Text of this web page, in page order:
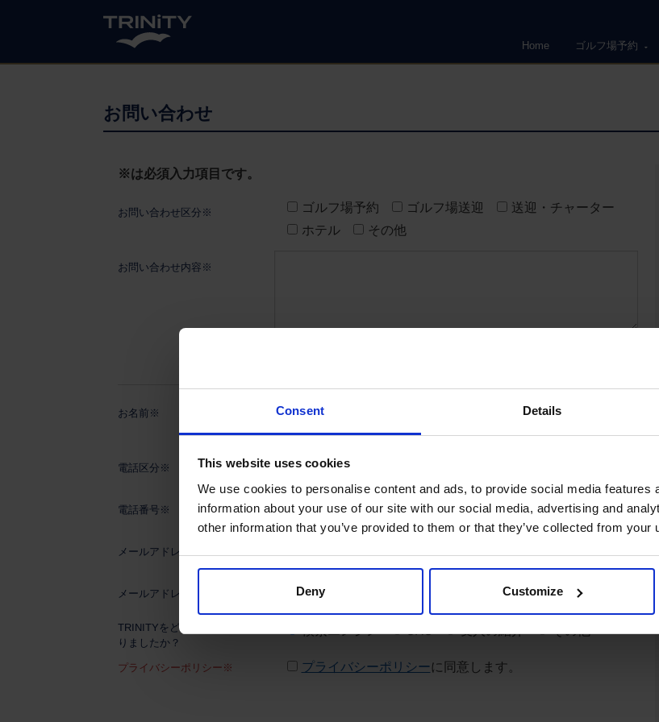
Consent Details
This website uses cookies
We use cookies to personalise content and ads, to provide social media features
information about your use of our site with our social media, advertising and
other information that you’ve provided to them or that they’ve collected from your
Deny Customize
Home ゴルフ場予約
お問い合わせ
※は必須入力項目です。
お問い合わせ区分※ ゴルフ場予約 ゴルフ場送迎
送迎・チャーター
ホテル
その他
お問い合わせ内容※
お名前※
電話区分※ 日本
電話番号※
メールアドレス※
メールアドレス再入力※
TRINITYをどこでお知りにな
りましたか？
検索エンジン SNS 友人の紹介 その他
プライバシーポリシー※ プライバシーポリシーに同意します。